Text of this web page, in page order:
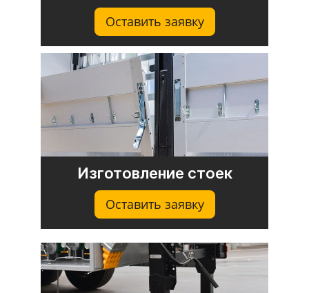
Оставить заявку
Изготовление стоек
Оставить заявку